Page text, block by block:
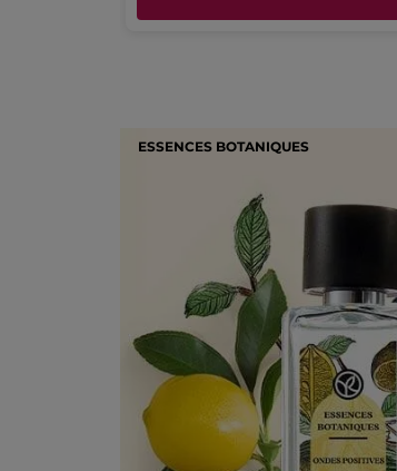
ESSENCES BOTANIQUES